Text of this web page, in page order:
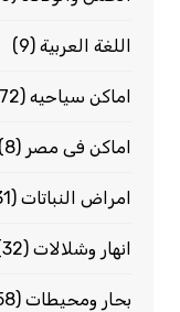
اللغة العربية(9)
اماكن سياحيه(72)
اماكن فى مصر (8)
امراض النباتات(31)
انهار وشلالات(32)
بحار ومحيطات(58)